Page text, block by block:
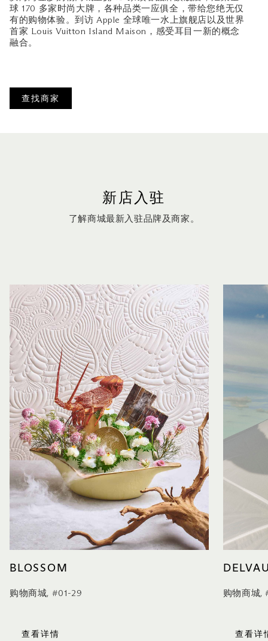
球 170 多家时尚大牌，各种品类一应俱全，带给您绝无仅
有的购物体验。到访 Apple 全球唯一水上旗舰店以及世界
首家 Louis Vuitton Island Maison，感受耳目一新的概念
融合。
查找商家
新店入驻
了解商城最新入驻品牌及商家。
BLOSSOM
购物商城, #01-29
查看详情
购物商城,
查看详